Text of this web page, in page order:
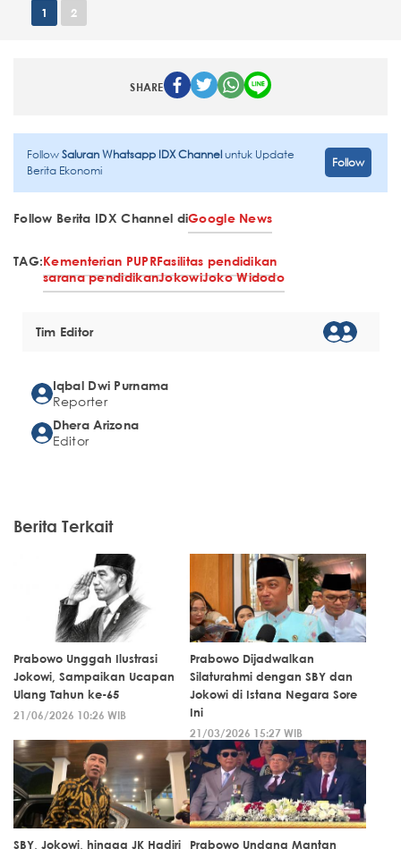
1 2
SHARE
FollowSaluran Whatsapp IDX Channeluntuk Update
Berita Ekonomi
Follow
Follow Berita IDX Channel diGoogle News
TAG:Kementerian PUPRFasilitas pendidikan
sarana pendidikanJokowiJoko Widodo
Tim Editor
Iqbal Dwi Purnama
Reporter
Dhera Arizona
Editor
Berita Terkait
Prabowo Unggah Ilustrasi
Jokowi, Sampaikan Ucapan
Ulang Tahun ke-65
21/06/2026 10:26 WIB
Prabowo Dijadwalkan
Silaturahmi dengan SBY dan
Jokowi di Istana Negara Sore
Ini
21/03/2026 15:27 WIB
SBY, Jokowi, hingga JK Hadiri Prabowo Undang Mantan